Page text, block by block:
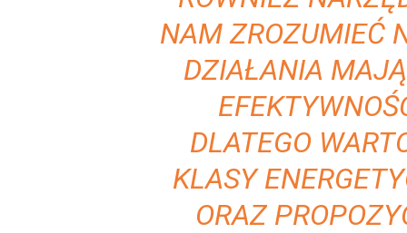
NAM ZROZUMIEĆ
DZIAŁANIA
DLATEGO
KLASY
ORAZ